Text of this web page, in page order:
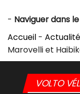
- Naviguer dans
Accueil -
Marovelli et
VOLTO